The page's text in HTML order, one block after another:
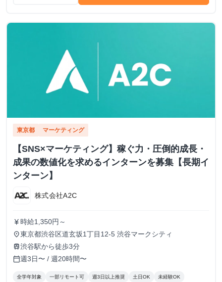
東京都 マーケティング
【SNS×マーケティング】稼ぐ力・圧倒的成長・
成果の数値化を求めるインターンを募集【長期イ
ンターン】
株式会社A2C
currency_yen 時給1,350円～
place東京都渋谷区道玄坂1丁目12-5 渋谷マークシティ
train渋谷駅から徒歩3分
calendar_today週3日〜 / 週20時間〜
全学年対象 一部リモート可 週3日以上推奨 土日OK 未経験OK